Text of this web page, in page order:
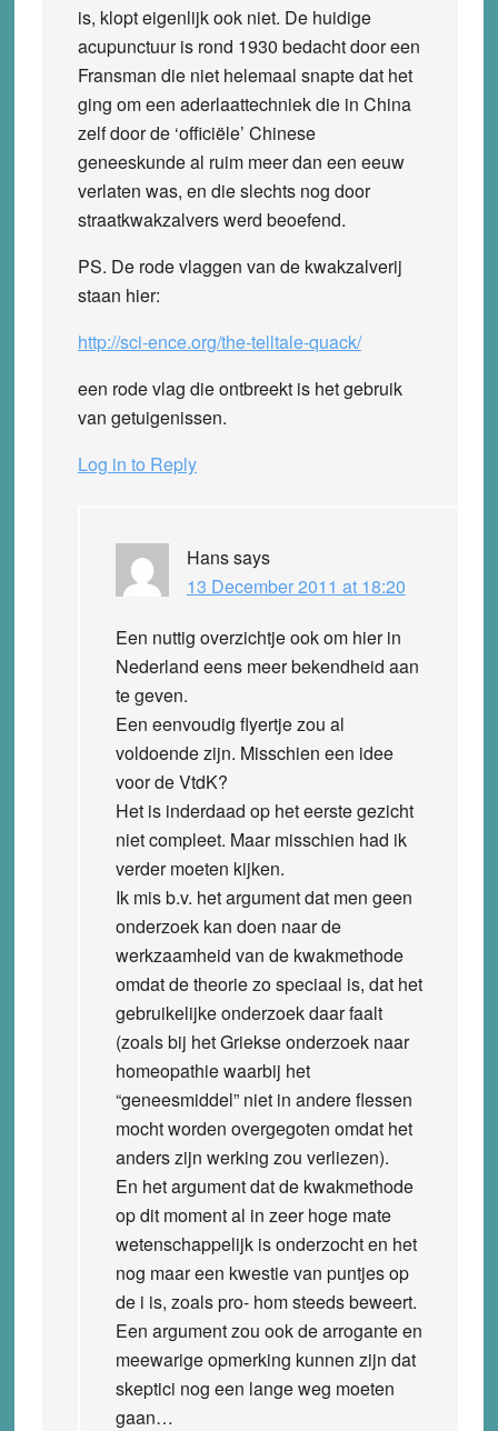
is, klopt eigenlijk ook niet. De huidige
acupunctuur is rond 1930 bedacht door een
Fransman die niet helemaal snapte dat het
ging om een aderlaattechniek die in China
zelf door de ‘officiële’ Chinese
geneeskunde al ruim meer dan een eeuw
verlaten was, en die slechts nog door
straatkwakzalvers werd beoefend.
PS. De rode vlaggen van de kwakzalverij
staan hier:
http://sci-ence.org/the-telltale-quack/
een rode vlag die ontbreekt is het gebruik
van getuigenissen.
Log in to Reply
Hanssays
13 December 2011 at 18:20
Een nuttig overzichtje ook om hier in
Nederland eens meer bekendheid aan
te geven.
Een eenvoudig flyertje zou al
voldoende zijn. Misschien een idee
voor de VtdK?
Het is inderdaad op het eerste gezicht
niet compleet. Maar misschien had ik
verder moeten kijken.
Ik mis b.v. het argument dat men geen
onderzoek kan doen naar de
werkzaamheid van de kwakmethode
omdat de theorie zo speciaal is, dat het
gebruikelijke onderzoek daar faalt
(zoals bij het Griekse onderzoek naar
homeopathie waarbij het
“geneesmiddel” niet in andere flessen
mocht worden overgegoten omdat het
anders zijn werking zou verliezen).
En het argument dat de kwakmethode
op dit moment al in zeer hoge mate
wetenschappelijk is onderzocht en het
nog maar een kwestie van puntjes op
de i is, zoals pro- hom steeds beweert.
Een argument zou ook de arrogante en
meewarige opmerking kunnen zijn dat
skeptici nog een lange weg moeten
gaan…